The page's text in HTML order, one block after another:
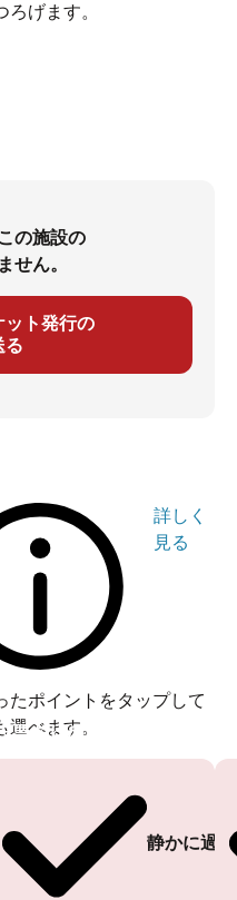
げます。
の施設の
せん。
ット発行の
る
詳しく
見る
たポイントをタップして
選べます。
る 静かに過
票ありがとうございます